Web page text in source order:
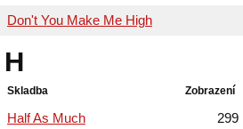
Don't You Make Me High
H
Skladba Zobrazení
Half As Much 299